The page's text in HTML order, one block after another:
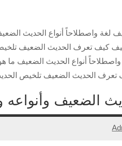
كيف تعرف الحديث الضعيف
تعرف الحديث الضعيف تلخيص
الضعيف